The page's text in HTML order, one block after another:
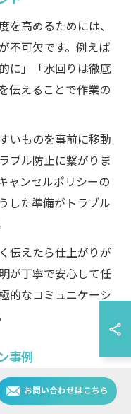
を高めるためには、
不可欠です。例えば
に」「水回りは徹底
伝えることで作業の
いものを事前に移動
ブル防止に繋がりま
ャンセルポリシーの
した準備がトラブル
伝えたら仕上がりが
が丁寧で安心して任
的なコミュニケーシ
事例
特徴
お問い合わせはこちら